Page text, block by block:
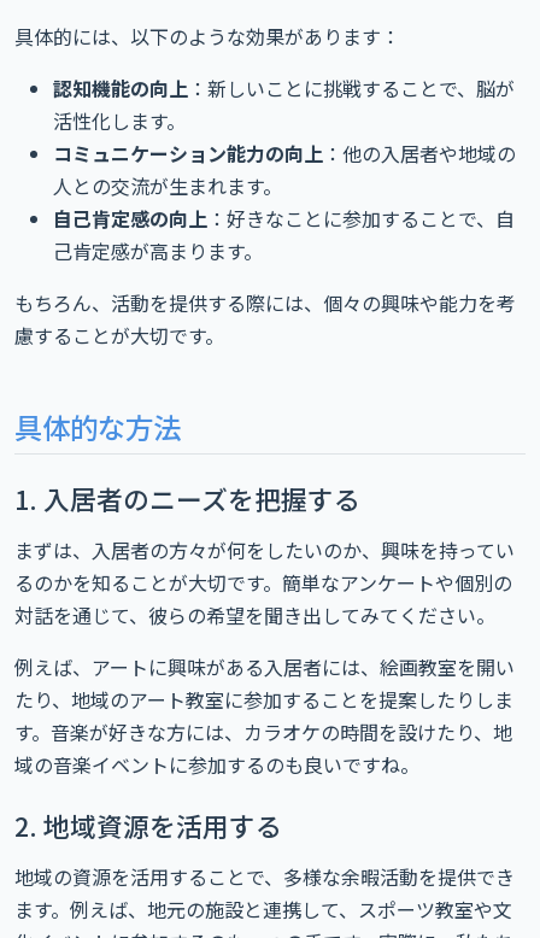
具体的には、以下のような効果があります：
認知機能の向上 ：新しいことに挑戦することで、脳が
活性化します。
コミュニケーション能力の向上 ：他の入居者や地域の
人との交流が生まれます。
自己肯定感の向上 ：好きなことに参加することで、自
己肯定感が高まります。
もちろん、活動を提供する際には、個々の興味や能力を考
慮することが大切です。
具体的な方法
1. 入居者のニーズを把握する
まずは、入居者の方々が何をしたいのか、興味を持ってい
るのかを知ることが大切です。簡単なアンケートや個別の
対話を通じて、彼らの希望を聞き出してみてください。
例えば、アートに興味がある入居者には、絵画教室を開い
たり、地域のアート教室に参加することを提案したりしま
す。音楽が好きな方には、カラオケの時間を設けたり、地
域の音楽イベントに参加するのも良いですね。
2. 地域資源を活用する
地域の資源を活用することで、多様な余暇活動を提供でき
ます。例えば、地元の施設と連携して、スポーツ教室や文